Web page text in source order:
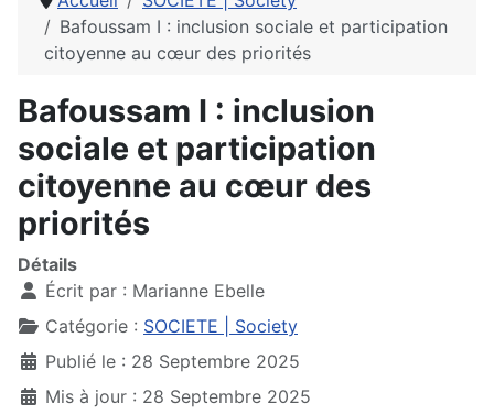
Bafoussam I : inclusion sociale et participation
citoyenne au cœur des priorités
Bafoussam I : inclusion
sociale et participation
citoyenne au cœur des
priorités
Détails
Écrit par : Marianne Ebelle
Catégorie : SOCIETE | Society
Publié le : 28 Septembre 2025
Mis à jour : 28 Septembre 2025